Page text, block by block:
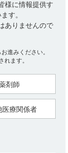
ナンチオマー
合体のベンゾ
の作用を増強
年7月改訂
（22）：7243-
胞における
0025］
様に情報提供す
す。
ありませんので
進みください。
れます。
剤師
医療関係者